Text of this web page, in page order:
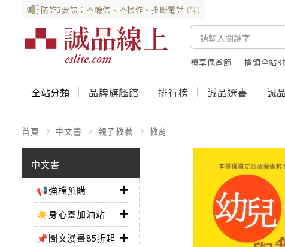
防詐3要訣：不聽信、不操作、掛斷電話 (詳)
禮享偶爸節 搶領全站9
全站分類 品牌旗艦館 排行榜 誠品選書 誠
首頁 中文書 親子教養 教育
中文書
📢強檔預購
☀️身心靈加油站
📌圖文漫畫85折起